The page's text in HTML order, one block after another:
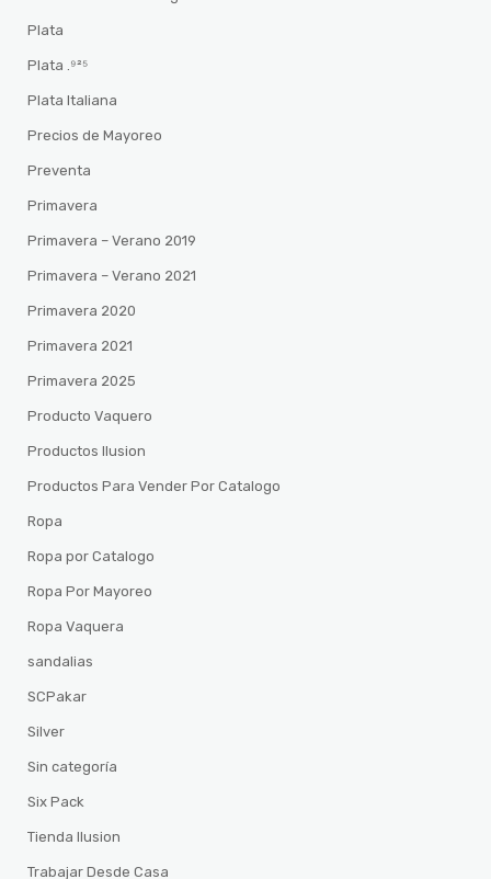
Plata
Plata .⁹²⁵
Plata Italiana
Precios de Mayoreo
Preventa
Primavera
Primavera – Verano 2019
Primavera – Verano 2021
Primavera 2020
Primavera 2021
Primavera 2025
Producto Vaquero
Productos Ilusion
Productos Para Vender Por Catalogo
Ropa
Ropa por Catalogo
Ropa Por Mayoreo
Ropa Vaquera
sandalias
SCPakar
Silver
Sin categoría
Six Pack
Tienda Ilusion
Trabajar Desde Casa